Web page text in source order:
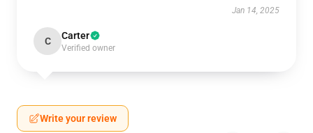
Jan 14, 2025
C Carter
Verified owner
Write your review